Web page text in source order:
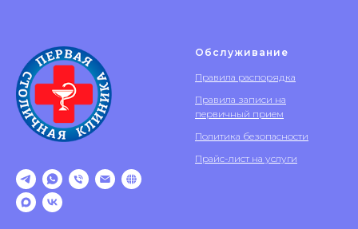
Обслуживание
Правила распорядка
Правила записи на
первичный прием
Политика безопасности
Прайс-лист на услуги